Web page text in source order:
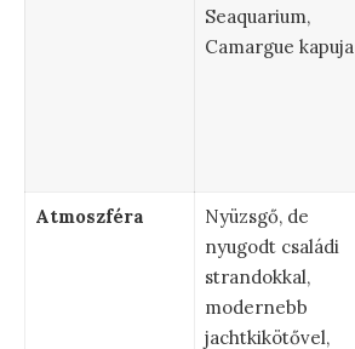
Seaquarium,
Camargue kapuja
Atmoszféra
Nyüzsgő, de
nyugodt családi
strandokkal,
modernebb
jachtkikötővel,